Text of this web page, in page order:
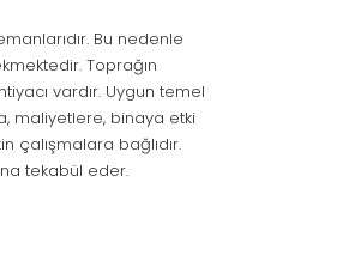
Bu nedenle
Toprağın
vardır. Uygun temel
maliyetlere, binaya etki
çalışmalara bağlıdır.
tekabül eder.